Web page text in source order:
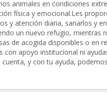
animales en condiciones
física y emocional.Les
y atención diaria, sanarlos y
un nuevo refugio, mientras
de acogida disponibles o en
con apoyo institucional ni
cuenta, y con tu ayuda,